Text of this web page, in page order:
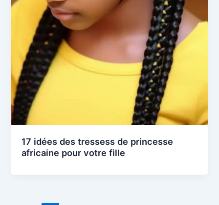
17 idées des tressess de princesse
africaine pour votre fille